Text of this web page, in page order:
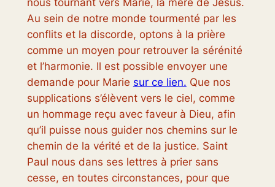
nous tournant vers Marie, la mère de Jésus.
Au sein de notre monde tourmenté par les
conflits et la discorde, optons à la prière
comme un moyen pour retrouver la sérénité
et l’harmonie. Il est possible envoyer une
demande pour Marie sur ce lien. Que nos
supplications s’élèvent vers le ciel, comme
un hommage reçu avec faveur à Dieu, afin
qu’il puisse nous guider nos chemins sur le
chemin de la vérité et de la justice. Saint
Paul nous dans ses lettres à prier sans
cesse, en toutes circonstances, pour que